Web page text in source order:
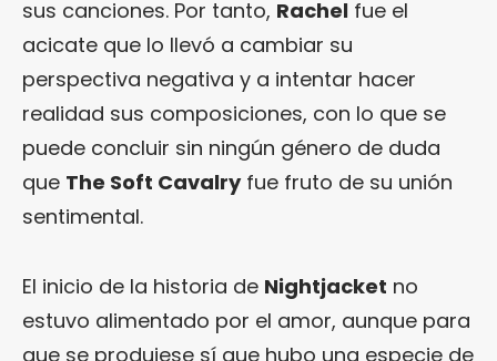
sus canciones. Por tanto, Rachel fue el
acicate que lo llevó a cambiar su
perspectiva negativa y a intentar hacer
realidad sus composiciones, con lo que se
puede concluir sin ningún género de duda
que The Soft Cavalryfue fruto de su unión
sentimental.
El inicio de la historia de Nightjacket no
estuvo alimentado por el amor, aunque para
que se produjese sí que hubo una especie de